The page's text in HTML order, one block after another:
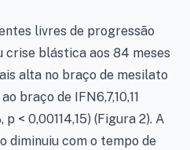
livres de progressão
crise blástica aos 84 meses
alta no braço de mesilato
braço de IFN6,7,10,11
p < 0,00114,15) (Figura 2). A
diminuiu com o tempo de